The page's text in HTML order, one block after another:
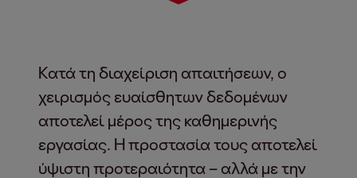
Κατά τη διαχείριση απαιτήσεων, ο
χειρισμός ευαίσθητων δεδομένων
αποτελεί μέρος της καθημερινής
εργασίας. Η προστασία τους αποτελεί
ύψιστη προτεραιότητα – αλλά με την